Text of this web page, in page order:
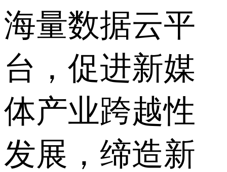
海量数据云平
台，促进新媒
体产业跨越性
发展，缔造新